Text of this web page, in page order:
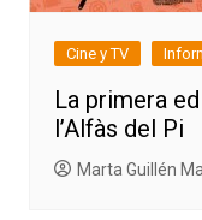
Cine y TV
La primera
l’Alfàs del Pi
Marta Guillén